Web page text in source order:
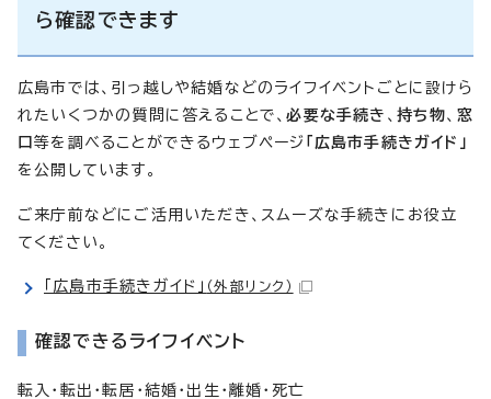
ら確認できます
広島市では、引っ越しや結婚などのライフイベントごとに設けら
れたいくつかの質問に答えることで、必要な手続き 、 持ち物、 窓
口等を調べることができるウェブページ 「広島市手続きガイド」
を公開しています。
ご来庁前などにご活用いただき、スムーズな手続きにお役立
てください。
「広島市手続きガイド」 （外部リンク）
確認できるライフイベント
転入・転出・転居・結婚・出生・離婚・死亡